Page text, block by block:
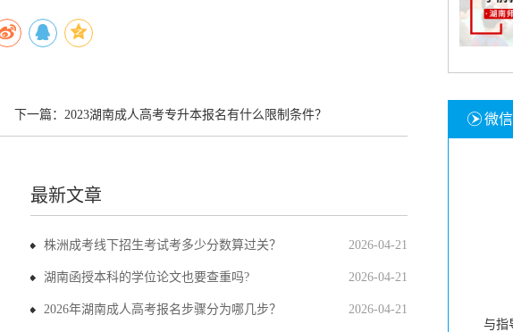
下一篇： 2023湖南成人高考专升本报名有什么限制条件？
最新文章
2026-04-21
株洲成考线下招生考试考多少分数算过关？
2026-04-21
湖南函授本科的学位论文也要查重吗?
2026-04-21
2026年湖南成人高考报名步骤分为哪几步？
微
与指